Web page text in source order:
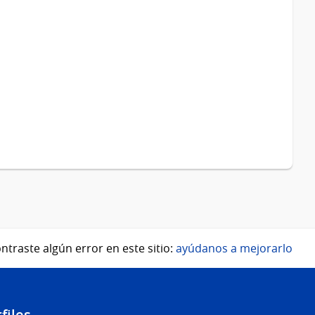
algún error en este sitio: ayúdanos a mejorarlo